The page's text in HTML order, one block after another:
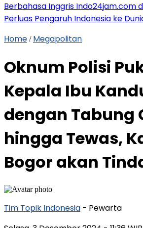
Berbahasa Inggris Indo24jam.com
Perluas Pengaruh Indonesia ke
Home / Megapolitan
Oknum Polisi
Kepala Ibu
dengan Tabung
hingga Tewas,
Bogor akan
Tim Topik Indonesia - Pewarta